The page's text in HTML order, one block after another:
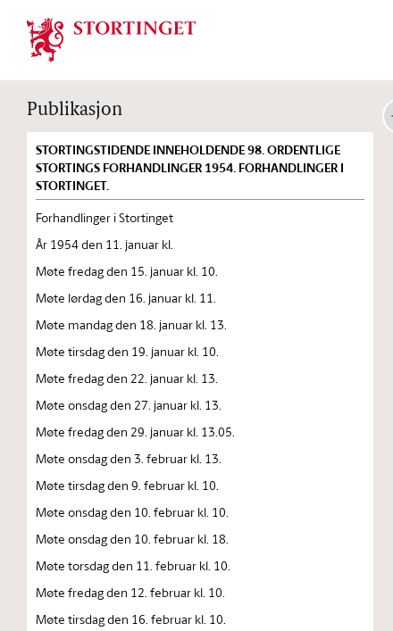
Stortinget.no
Publikasjon
STORTINGSTIDENDE INNEHOLDENDE 98. ORDENTLIGE
STORTINGS FORHANDLINGER 1954. FORHANDLINGER I
STORTINGET.
Forhandlinger i Stortinget
År 1954 den 11. januar kl.
Møte fredag den 15. januar kl. 10.
Møte lørdag den 16. januar kl. 11.
Møte mandag den 18. januar kl. 13.
Møte tirsdag den 19. januar kl. 10.
Møte fredag den 22. januar kl. 13.
Møte onsdag den 27. januar kl. 13.
Møte fredag den 29. januar kl. 13.05.
Møte onsdag den 3. februar kl. 13.
Møte tirsdag den 9. februar kl. 10.
Møte onsdag den 10. februar kl. 10.
Møte onsdag den 10. februar kl. 18.
Møte torsdag den 11. februar kl. 10.
Møte fredag den 12. februar kl. 10.
Møte tirsdag den 16. februar kl. 10.